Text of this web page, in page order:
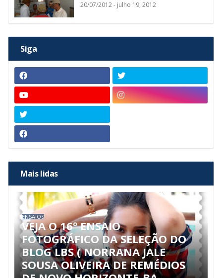
20/07/2012 - julho 19, 2012
Siga
Mais lidas
ENSAIOS
VEJA O 16º ENSAIO
FOTOGRÁFICO DA SELEÇÃO DO
BLOG LBS ( NORRANA JALE
SOUSA OLIVEIRA DE REMÉDIOS